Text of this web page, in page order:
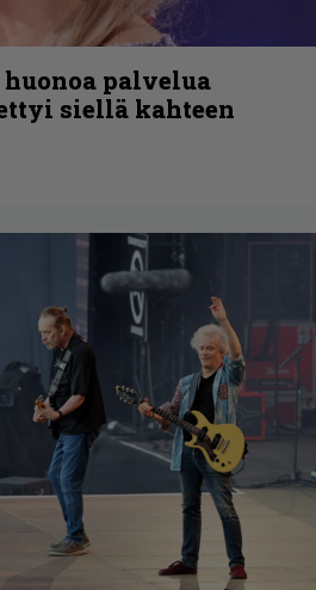
palvelua
siellä kahteen